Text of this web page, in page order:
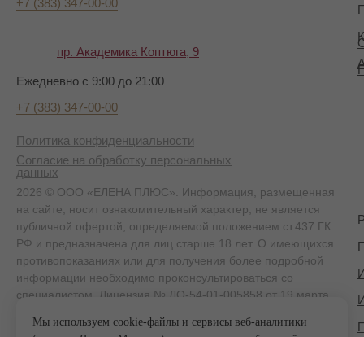
Мы используем cookie-файлы и сервисы веб-аналитики
+7 (383) 347-00-00
Ежедневно с 9:00 до 21:00
+7 (383) 347-00-00
пр. Академика Коптюга, 9
Политика конфиденциальности
Согласие на обработку персональных
данных
2026 © ООО «ЕЛЕНА ПЛЮС». Информация, размещенная
на сайте, носит ознакомительный характер, не является
публичной офертой, определяемой положением ст.437 ГК
РФ и предназначена для лиц старше 18 лет. О имеющихся
противопоказаниях или для получения более подробной
информации необходимо проконсультироваться со
специалистом. Лицензия № ЛО-54-01-005858 от 19 марта